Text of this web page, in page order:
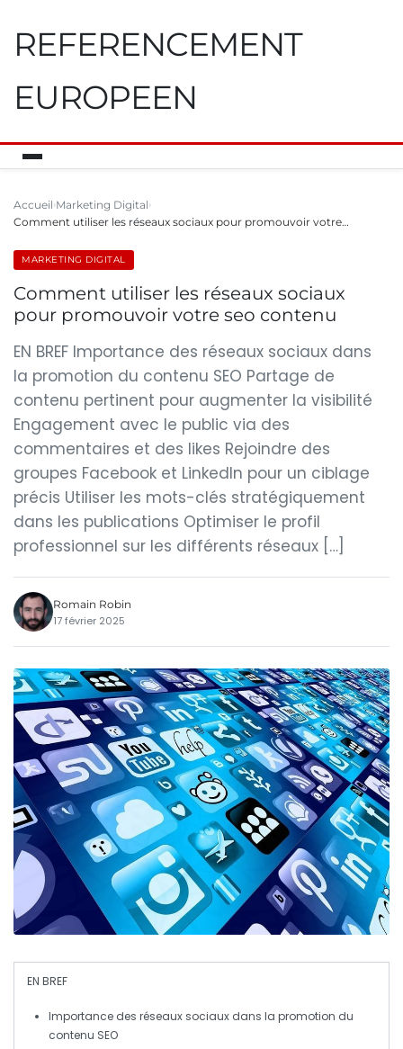
REFERENCEMENT
EUROPEEN
Accueil Marketing Digital
Comment utiliser les réseaux sociaux pour promouvoir votre…
MARKETING DIGITAL
Comment utiliser les réseaux sociaux
pour promouvoir votre seo contenu
EN BREF Importance des réseaux sociaux dans
la promotion du contenu SEO Partage de
contenu pertinent pour augmenter la visibilité
Engagement avec le public via des
commentaires et des likes Rejoindre des
groupes Facebook et LinkedIn pour un ciblage
précis Utiliser les mots-clés stratégiquement
dans les publications Optimiser le profil
professionnel sur les différents réseaux […]
Romain Robin
17 février 2025
EN BREF
Importance des réseaux sociaux dans la promotion du
contenu SEO